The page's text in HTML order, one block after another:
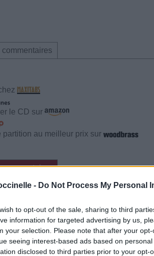
- Do Not Process My Personal
to opt-out of the sale, sharing to third
information for targeted advertising by us,
your selection. Please note that after your
seeing interest-based ads based on
disclosed to third parties prior to your opt-
le CD sur
au meilleur prix sur